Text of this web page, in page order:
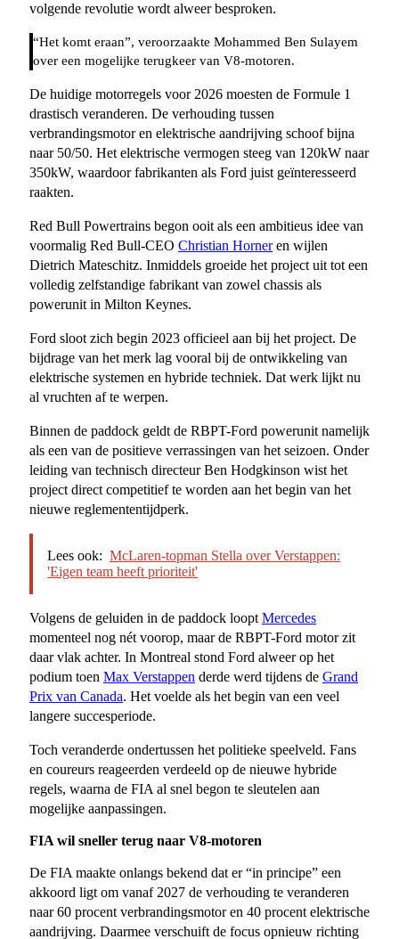
volgende revolutie wordt alweer besproken.
“Het komt eraan”, veroorzaakte Mohammed Ben Sulayem
over een mogelijke terugkeer van V8-motoren.
De huidige motorregels voor 2026 moesten de Formule 1
drastisch veranderen. De verhouding tussen
verbrandingsmotor en elektrische aandrijving schoof bijna
naar 50/50. Het elektrische vermogen steeg van 120kW naar
350kW, waardoor fabrikanten als Ford juist geïnteresseerd
raakten.
Red Bull Powertrains begon ooit als een ambitieus idee van
voormalig Red Bull-CEO Christian Horneren wijlen
Dietrich Mateschitz. Inmiddels groeide het project uit tot een
volledig zelfstandige fabrikant van zowel chassis als
powerunit in Milton Keynes.
Ford sloot zich begin 2023 officieel aan bij het project. De
bijdrage van het merk lag vooral bij de ontwikkeling van
elektrische systemen en hybride techniek. Dat werk lijkt nu
al vruchten af te werpen.
Binnen de paddock geldt de RBPT-Ford powerunit namelijk
als een van de positieve verrassingen van het seizoen. Onder
leiding van technisch directeur Ben Hodgkinson wist het
project direct competitief te worden aan het begin van het
nieuwe reglemententijdperk.
Lees ook: McLaren-topman Stella over Verstappen:
'Eigen team heeft prioriteit'
Volgens de geluiden in de paddock loopt Mercedes
momenteel nog nét voorop, maar de RBPT-Ford motor zit
daar vlak achter. In Montreal stond Ford alweer op het
podium toen Max Verstappen derde werd tijdens de Grand
Prix van Canada. Het voelde als het begin van een veel
langere succesperiode.
Toch veranderde ondertussen het politieke speelveld. Fans
en coureurs reageerden verdeeld op de nieuwe hybride
regels, waarna de FIA al snel begon te sleutelen aan
mogelijke aanpassingen.
FIA wil sneller terug naar V8-motoren
De FIA maakte onlangs bekend dat er “in principe” een
akkoord ligt om vanaf 2027 de verhouding te veranderen
naar 60 procent verbrandingsmotor en 40 procent elektrische
aandrijving. Daarmee verschuift de focus opnieuw richting